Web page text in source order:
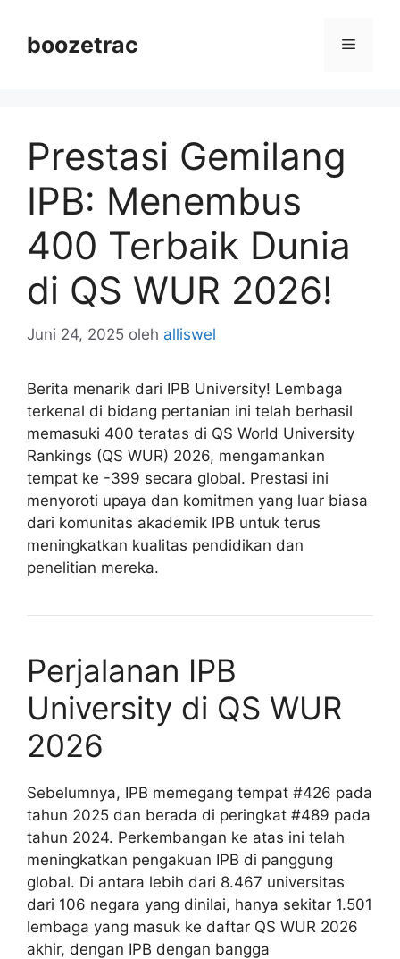
boozetrac Menu
Prestasi Gemilang
IPB: Menembus
400 Terbaik Dunia
di QS WUR 2026!
Juni 24, 2025 oleh alliswel
Berita menarik dari IPB University! Lembaga
terkenal di bidang pertanian ini telah berhasil
memasuki 400 teratas di QS World University
Rankings (QS WUR) 2026, mengamankan
tempat ke -399 secara global. Prestasi ini
menyoroti upaya dan komitmen yang luar biasa
dari komunitas akademik IPB untuk terus
meningkatkan kualitas pendidikan dan
penelitian mereka.
Perjalanan IPB
University di QS WUR
2026
Sebelumnya, IPB memegang tempat #426 pada
tahun 2025 dan berada di peringkat #489 pada
tahun 2024. Perkembangan ke atas ini telah
meningkatkan pengakuan IPB di panggung
global. Di antara lebih dari 8.467 universitas
dari 106 negara yang dinilai, hanya sekitar 1.501
lembaga yang masuk ke daftar QS WUR 2026
akhir, dengan IPB dengan bangga